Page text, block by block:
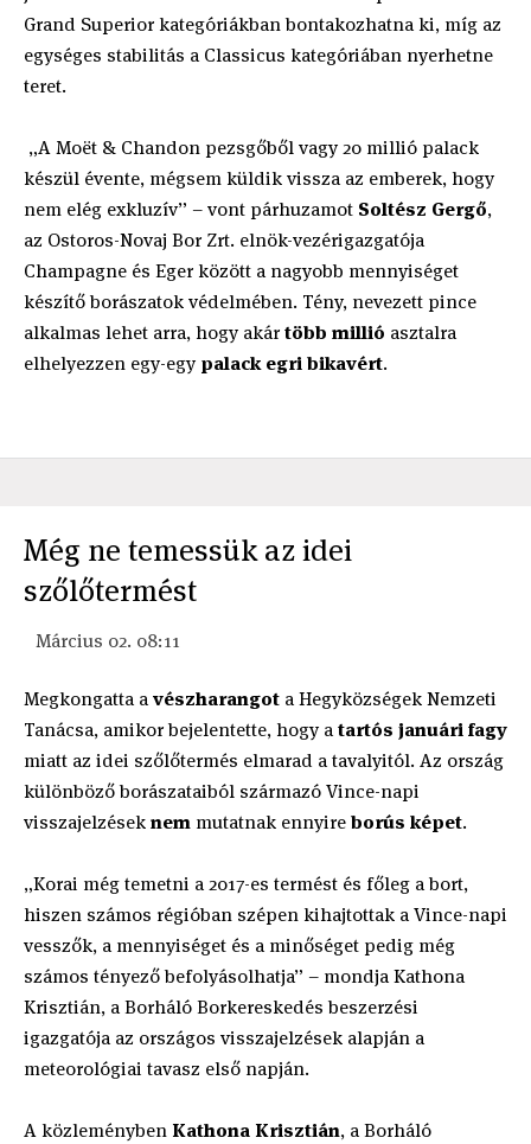
Grand Superior kategóriákban bontakozhatna ki, míg az
egységes stabilitás a Classicus kategóriában nyerhetne
teret.
„A Moët & Chandon pezsgőből vagy 20 millió palack
készül évente, mégsem küldik vissza az emberek, hogy
nem elég exkluzív” – vont párhuzamot Soltész Gergő,
az Ostoros-Novaj Bor Zrt. elnök-vezérigazgatója
Champagne és Eger között a nagyobb mennyiséget
készítő borászatok védelmében. Tény, nevezett pince
alkalmas lehet arra, hogy akártöbb millió asztalra
elhelyezzen egy-egy palack egri bikavért.
Még ne temessük az idei
szőlőtermést
Március 02. 08:11
Megkongatta avészharangot a Hegyközségek Nemzeti
Tanácsa, amikor bejelentette, hogy atartós januári fagy
miatt az idei szőlőtermés elmarad a tavalyitól. Az ország
különböző borászataiból származó Vince-napi
visszajelzéseknem mutatnak ennyireborús képet.
„Korai még temetni a 2017-es termést és főleg a bort,
hiszen számos régióban szépen kihajtottak a Vince-napi
vesszők, a mennyiséget és a minőséget pedig még
számos tényező befolyásolhatja” – mondja Kathona
Krisztián, a Borháló Borkereskedés beszerzési
igazgatója az országos visszajelzések alapján a
meteorológiai tavasz első napján.
A közleményben Kathona Krisztián, a Borháló